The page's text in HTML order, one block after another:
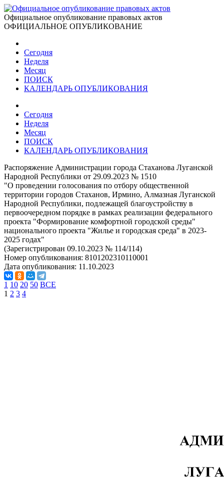
Официальное опубликование правовых актов
ОФИЦИАЛЬНОЕ ОПУБЛИКОВАНИЕ
Сегодня
Неделя
Месяц
ПОИСК
КАЛЕНДАРЬ ОПУБЛИКОВАНИЯ
Сегодня
Неделя
Месяц
ПОИСК
КАЛЕНДАРЬ ОПУБЛИКОВАНИЯ
Распоряжение Администрации города Стаханова Луганской
Народной Республики от 29.09.2023 № 1510
"О проведении голосования по отбору общественной
территории городов Стаханов, Ирмино, Алмазная Луганской
Народной Республики, подлежащей благоустройству в
первоочередном порядке в рамках реализации федерального
проекта "Формирование комфортной городской среды"
национального проекта "Жилье и городская среда" в 2023-
2025 годах"
(Зарегистрирован 09.10.2023 № 114/114)
Номер опубликования: 8101202310110001
Дата опубликования: 11.10.2023
1 10 20 50 ВСЕ
1 2 3 4